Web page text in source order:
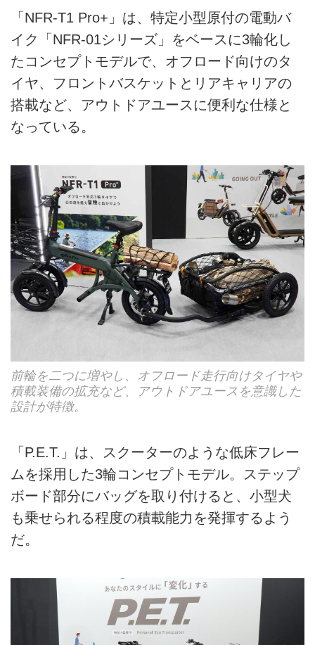
「NFR-T1 Pro+」は、特定小型原付の電動バ
イク「NFR-01シリーズ」をベースに3輪化し
たコンセプトモデルで、オフロード向けのタ
イヤ、フロントバスケットとリアキャリアの
搭載など、アウトドアユースに便利な仕様と
なっている。
前輪を二つに増やし、オフロード走行向けタイヤや
積載装備の拡充など、アウトドアユースを意識した
設計が特徴。
「P.E.T.」は、スクーターのような低床フレー
ムを採用した3輪コンセプトモデル。ステップ
ボード部分にバッグを取り付けると、小型犬
も乗せられる程度の積載能力を発揮するよう
だ。